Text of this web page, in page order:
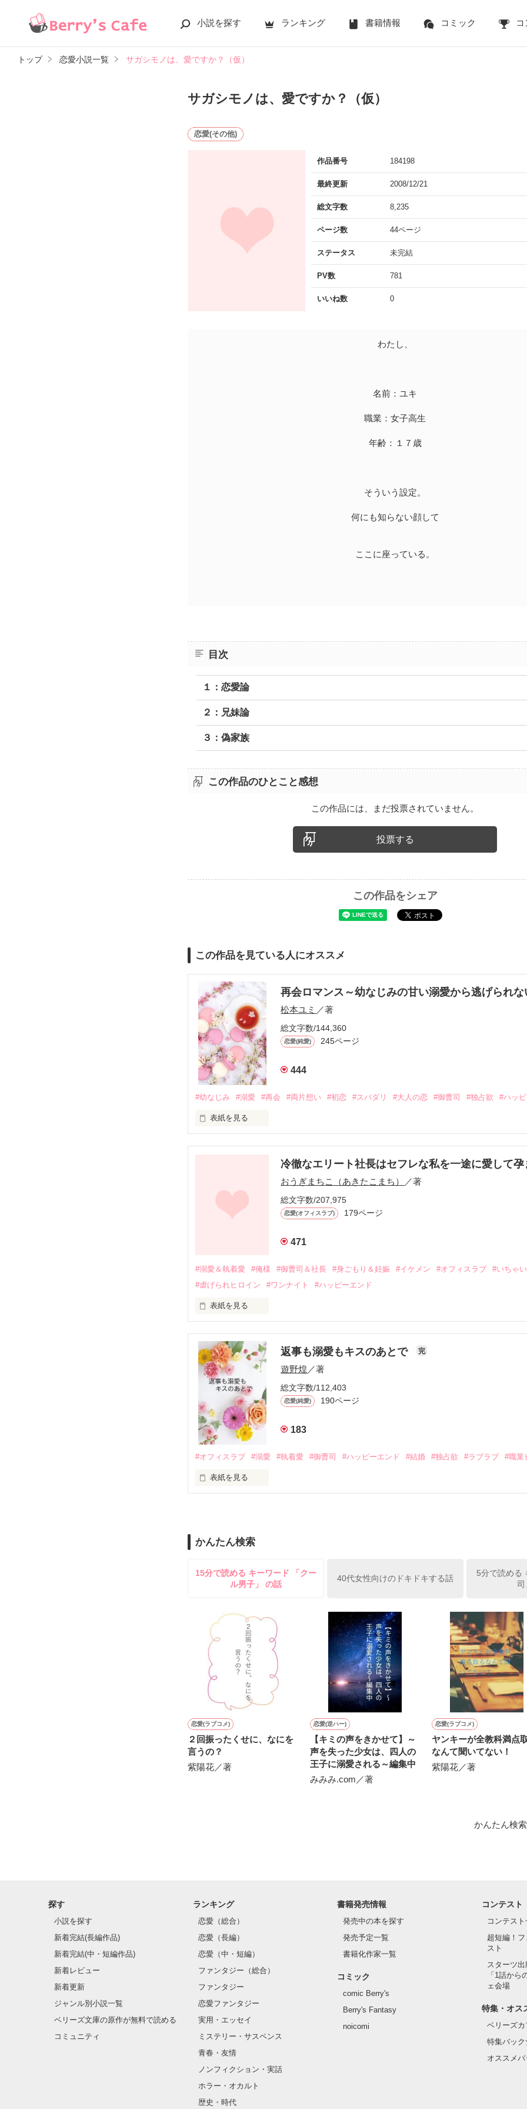
小説を探す ランキング 書籍情報 コミック コ
トップ 恋愛小説一覧 サガシモノは、愛ですか？（仮）
サガシモノは、愛ですか？（仮）
恋愛(その他)
作品番号 184198
最終更新 2008/12/21
総文字数 8,235
ページ数 44ページ
ステータス 未完結
PV数 781
いいね数 0
わたし、
名前：ユキ
職業：女子高生
年齢：１７歳
そういう設定。
何にも知らない顔して
ここに座っている。
目次
１：恋愛論
２：兄妹論
３：偽家族
この作品のひとこと感想
この作品には、まだ投票されていません。
投票する
この作品をシェア
この作品を見ている人にオススメ
再会ロマンス～幼なじみの甘い溺愛から逃げられな
松本ユミ ／著
総文字数/144,360
恋愛(純愛) 245ページ
444
#幼なじみ #溺愛 #再会 #両片想い #初恋 #スパダリ #大人の恋 #御曹司 #独占欲 #ハッ
表紙を見る
しかし、ある出来事をきっかけに二人の関係は壊れてしまう。
関係修復もできないまま、美桜は両親の離婚によって
引っ越すことになり、哲平とも離れ離れになった。
そして、ひょんなことから
酔った勢いで一夜を共にしてしまった。
さらに、美桜が初めてだと知った哲平は
甘やかしてくる。
そんなある日、哲平は美桜がストーカー被害に
遭っていることを知る。
美桜を守るため、哲平は同居を提案してきて――。
夏木美桜(なつきみお)
✕
鳴海哲平 (なるみてっぺい)
止まっていたはずの二人の時間が、再び動き出す。
作品を読む
冷徹なエリート社長はセフレな私を一途に愛して孕
おうぎまちこ（あきたこまち） ／著
総文字数/207,975
恋愛(オフィスラブ) 179ページ
471
#溺愛＆執着愛 #俺様 #御曹司＆社長 #身ごもり＆妊娠 #イケメン #オフィスラブ
#いちゃ
#虐げられヒロイン
#ワンナイト #ハッピーエンド
表紙を見る
帰国後、美桜は新しい職場でワンナイトした美青年と再会。なんと彼の正体は、とあ
も関わらず、一族を離れて起業した新進気鋭の実業家、社内でも冷徹だと評判な社長
人だったのだ――！
なぜか恭司から飼い猫の世話係を命じられた美桜は、猫の世話を口実にしばしば呼び
返事も溺愛もキスのあとで 完
遊野煌 ／著
総文字数/112,403
恋愛(純愛) 190ページ
183
#オフィスラブ #溺愛 #執着愛 #御曹司 #ハッピーエンド #結婚 #独占欲 #ラブラブ #職業
表紙を見る
雪瀬鷹哉（29）が『──俺と結婚してくれないか』といきなりプロポーズをしてきた上
鷹哉『宜しくな、俺の雛子』🦅
雛子『俺の……ひぃ、雛子？！！！』🐥
シゴデキで冷徹な上司が見せる素顔は、なぜか想像以上に甘くて……🐥💓🦅
※表紙も作中使用の画像も全てフリー素材です。
※執筆期間2026.6.3〜7.20完結です。
※他サイトさんにて恋愛トレンド1位でした〜良かったら読んで頂けると嬉しいです。
作品を読む
かんたん検索
15分で読める キーワード 「クー
ル男子」 の話
40代女性向けのドキドキする話
5分で読める
司
恋愛(ラブコメ)
２回振ったくせに、なにを
言うの？
紫陽花／著
恋愛(逆ハー)
【キミの声をきかせて】～
声を失った少女は、四人の
王子に溺愛される～編集中
みみみ.com／著
恋愛(ラブコメ)
ヤンキーが全教科満点
なんて聞いてない！
紫陽花／著
かんたん検
探す
小説を探す
新着完結(長編作品)
新着完結(中・短編作品)
新着レビュー
新着更新
ジャンル別小説一覧
ベリーズ文庫の原作が無料で読める
コミュニティ
ランキング
恋愛（総合）
恋愛（長編）
恋愛（中・短編）
ファンタジー（総合）
ファンタジー
恋愛ファンタジー
実用・エッセイ
ミステリー・サスペンス
青春・友情
ノンフィクション・実話
ホラー・オカルト
歴史・時代
書籍発売情報
発売中の本を探す
発売予定一覧
書籍化作家一覧
コミック
comic Berry's
Berry's Fantasy
noicomi
コンテスト
コンテスト
超短編！
スト
スターツ
「1話から
ェ会場
特集・オス
ベリーズ
特集バック
オススメ